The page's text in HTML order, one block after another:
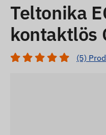
Teltonika
kontaktlös
(5)